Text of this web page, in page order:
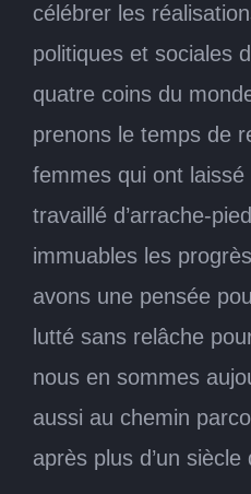
célébrer les
politiques et sociales
quatre coins du
prenons le temps de
femmes qui ont
travaillé d’arrache-
immuables les
avons une pensée
lutté sans relâche
nous en sommes
aussi au chemin
après plus d’un